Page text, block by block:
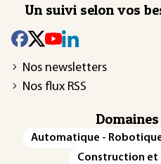
Un suivi selon vos
Nos newsletters
Nos flux RSS
Automatique -
Construction et